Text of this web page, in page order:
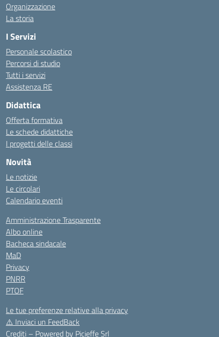
Organizzazione
La storia
I Servizi
Personale scolastico
Percorsi di studio
Tutti i servizi
Assistenza RE
Didattica
Offerta formativa
Le schede didattiche
I progetti delle classi
Novità
Le notizie
Le circolari
Calendario eventi
Amministrazione Trasparente
Albo online
Bacheca sindacale
MaD
Privacy
PNRR
PTOF
Le tue preferenze relative alla privacy
⚠️ Inviaci un FeedBack
Crediti – Powered by Picieffe Srl